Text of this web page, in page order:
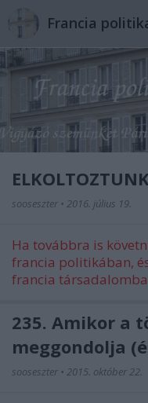
Francia
sooseszter • 2016. július 19.
Ha továbbra is
francia politikában,
francia
235. Amikor a
meggondolja
sooseszter • 2015. október 22.